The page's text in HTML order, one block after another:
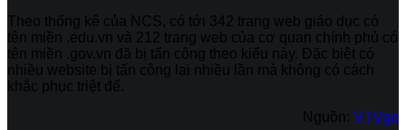
Theo thống kê của NCS, có tới 342 trang web giáo dục có
tên miền .edu.vn và 212 trang web của cơ quan chính phủ có
tên miền .gov.vn đã bị tấn công theo kiểu này. Đặc biệt có
nhiều website bị tấn công lại nhiều lần mà không có cách
khắc phục triệt để.
Nguồn: VTVgo